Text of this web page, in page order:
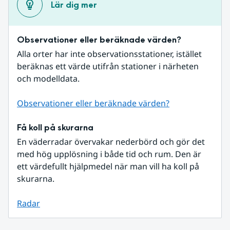
Lär dig mer
Observationer eller beräknade värden?
Alla orter har inte observationsstationer, istället
beräknas ett värde utifrån stationer i närheten
och modelldata.
Observationer eller beräknade värden?
Få koll på skurarna
En väderradar övervakar nederbörd och gör det
med hög upplösning i både tid och rum. Den är
ett värdefullt hjälpmedel när man vill ha koll på
skurarna.
Radar